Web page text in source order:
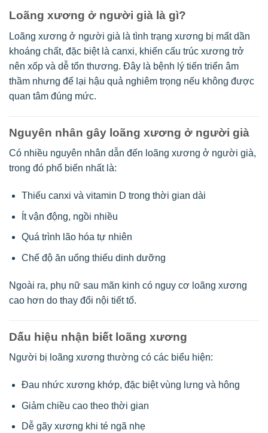
Loãng xương ở người già là gì?
Loãng xương ở người già là tình trạng xương bị mất dần
khoáng chất, đặc biệt là canxi, khiến cấu trúc xương trở
nên xốp và dễ tổn thương. Đây là bệnh lý tiến triển âm
thầm nhưng để lại hậu quả nghiêm trọng nếu không được
quan tâm đúng mức.
Nguyên nhân gây loãng xương ở người già
Có nhiều nguyên nhân dẫn đến loãng xương ở người già,
trong đó phổ biến nhất là:
Thiếu canxi và vitamin D trong thời gian dài
Ít vận động, ngồi nhiều
Quá trình lão hóa tự nhiên
Chế độ ăn uống thiếu dinh dưỡng
Ngoài ra, phụ nữ sau mãn kinh có nguy cơ loãng xương
cao hơn do thay đổi nội tiết tố.
Dấu hiệu nhận biết loãng xương
Người bị loãng xương thường có các biểu hiện:
Đau nhức xương khớp, đặc biệt vùng lưng và hông
Giảm chiều cao theo thời gian
Dễ gãy xương khi té ngã nhẹ